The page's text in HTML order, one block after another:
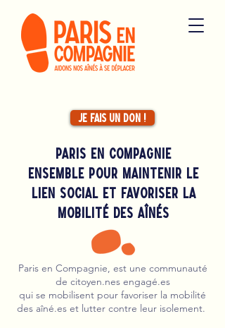
Je fais un don !
Paris en compagnie
Ensemble pour maintenir le
lien social et Favoriser la
Mobilité des Aînés
Paris en Compagnie, est une communauté
de citoyen.nes engagé.es
qui se mobilisent pour favoriser la mobilité
des aîné.es et lutter contre leur isolement.